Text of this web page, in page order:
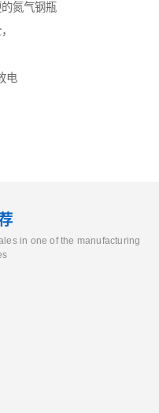
氮气钢瓶
电
in one of the manufacturing